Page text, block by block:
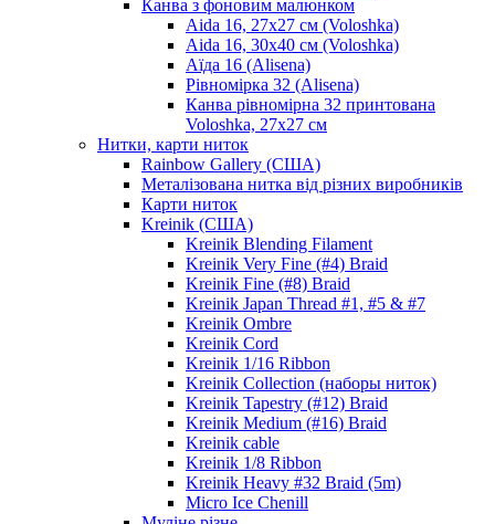
Канва з фоновим малюнком
Aida 16, 27х27 см (Voloshka)
Aida 16, 30х40 см (Voloshka)
Аїда 16 (Alisena)
Рівномірка 32 (Alisena)
Канва рівномірна 32 принтована
Voloshka, 27х27 см
Нитки, карти ниток
Rainbow Gallery (США)
Металізована нитка від різних виробників
Карти ниток
Kreinik (США)
Kreinik Blending Filament
Kreinik Very Fine (#4) Braid
Kreinik Fine (#8) Braid
Kreinik Japan Thread #1, #5 & #7
Kreinik Ombre
Kreinik Cord
Kreinik 1/16 Ribbon
Kreinik Collection (наборы ниток)
Kreinik Tapestry (#12) Braid
Kreinik Medium (#16) Braid
Kreinik cable
Kreinik 1/8 Ribbon
Kreinik Heavy #32 Braid (5m)
Micro Ice Chenill